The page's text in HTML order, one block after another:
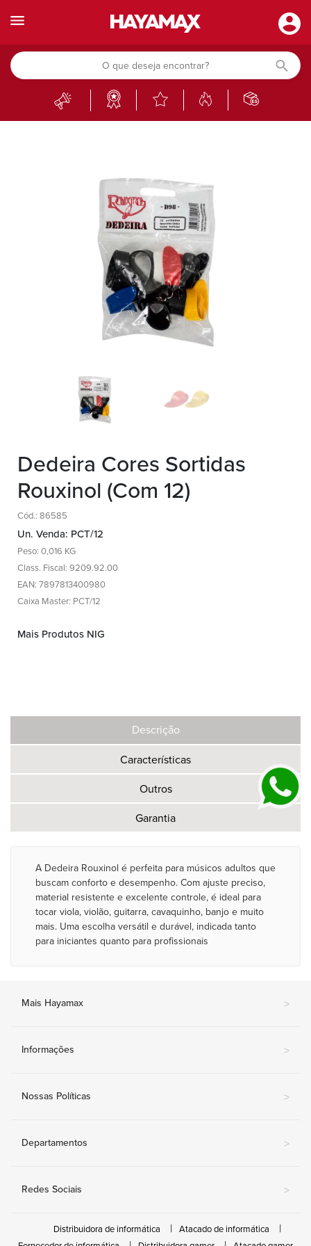
Dedeira Cores Sortidas
Rouxinol (Com 12)
Cód.: 86585
Un. Venda: PCT/12
Peso: 0,016 KG
Class. Fiscal: 9209.92.00
EAN: 7897813400980
Caixa Master: PCT/12
Mais Produtos NIG
Descrição
Características
Outros
Garantia
A Dedeira Rouxinol é perfeita para músicos adultos que
buscam conforto e desempenho. Com ajuste preciso,
material resistente e excelente controle, é ideal para
tocar viola, violão, guitarra, cavaquinho, banjo e muito
mais. Uma escolha versátil e durável, indicada tanto
para iniciantes quanto para profissionais
Mais Hayamax >
Informações >
Nossas Políticas >
Departamentos >
Redes Sociais >
Distribuidora de informática
Atacado de informática